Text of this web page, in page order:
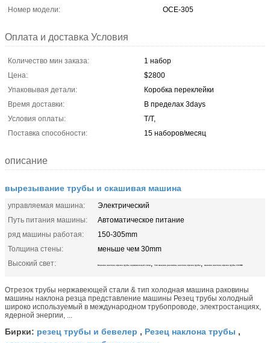
Номер модели:
OCE-305
Оплата и доставка Условия
Количество мин заказа:
1 набор
Цена:
$2800
Упаковывая детали:
Коробка переклейки
Время доставки:
В пределах 3days
Условия оплаты:
T/T,
Поставка способности:
15 наборов/месяц
описание
вырезывание трубы и скашивая машина
управляемая машина:
Электрический
Путь питания машины:
Автоматическое питание
ряд машины работая:
150-305mm
Толщина стены:
меньше чем 30mm
Высокий свет:
Машина наклона отрезка трубы нержавеющей стали , Тип машина раковины наклона отрезка трубы , машина наклона отрезка трубы 305mm
Отрезок трубы нержавеющей стали & тип холодная машина раковины
машины наклона резца представление машины Резец трубы холодный
широко используемый в международном трубопроводе, электростанциях,
ядерной энергии, ...
Бирки: резец трубы и бевелер , Резец наклона трубы ,